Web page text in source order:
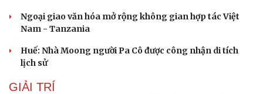
Du lịch
Tư vấn
Săn Tour
check-in
Câu chuyện thời sự
Đọc truyện đêm khuya
Ngoại giao văn hóa mở rộng không gian hợp tác Việt
Nam - Tanzania
Huế: Nhà Moong người Pa Cô được công nhận di tích
lịch sử
GIẢI TRÍ